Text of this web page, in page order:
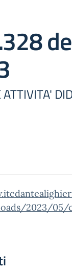
2023/05/